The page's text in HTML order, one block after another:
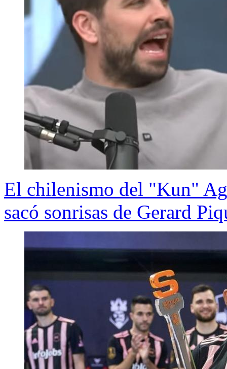
El chilenismo del "Kun"
sacó sonrisas de Gerard